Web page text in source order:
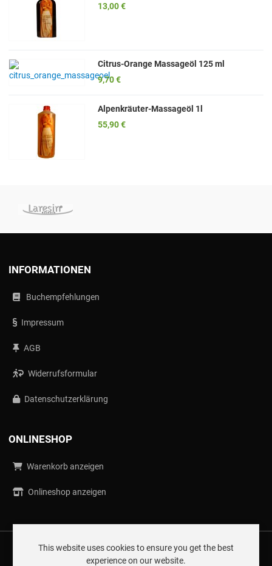
13,00 €
Citrus-Orange Massageöl 125 ml
9,70 €
Alpenkräuter-Massageöl 1l
55,90 €
INFORMATIONEN
Buchempfehlungen
Impressum
AGB
Widerrufsformular
Datenschutzerklärung
ONLINESHOP
Warenkorb anzeigen
Onlineshop anzeigen
© SCHUSSER OG 2026
This website uses cookies to ensure you get the best
experience on our website.